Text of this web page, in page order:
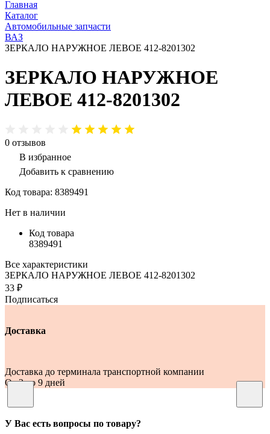
Главная
Каталог
Автомобильные запчасти
ВАЗ
ЗЕРКАЛО НАРУЖНОЕ ЛЕВОЕ 412-8201302
ЗЕРКАЛО НАРУЖНОЕ
ЛЕВОЕ 412-8201302
0 отзывов
В избранное
Добавить к сравнению
Код товара: 8389491
Нет в наличии
Код товара
8389491
Все характеристики
ЗЕРКАЛО НАРУЖНОЕ ЛЕВОЕ 412-8201302
33 ₽
Подписаться
Доставка
Доставка до терминала транспортной компании
От 2 до 9 дней
У Вас есть вопросы по товару?